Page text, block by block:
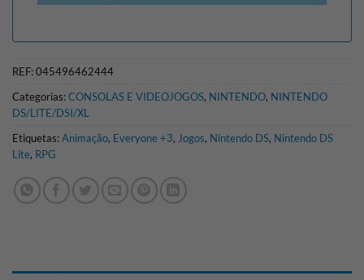
REF:045496462444
Categorias:CONSOLAS E VIDEOJOGOS, NINTENDO, NINTENDO
DS/LITE/DSI/XL
Etiquetas:Animação, Everyone +3, Jogos, Nintendo DS, Nintendo DS
Lite, RPG